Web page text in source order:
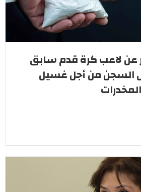
عن لاعب كرة قدم سابق
أشخاص السجن من أجل غسيل